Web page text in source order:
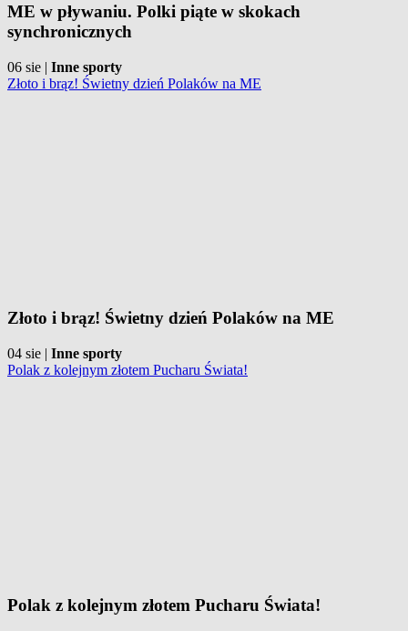
ME w pływaniu. Polki piąte w skokach
synchronicznych
06 sie | Inne sporty
Złoto i brąz! Świetny dzień Polaków na ME
Złoto i brąz! Świetny dzień Polaków na ME
04 sie | Inne sporty
Polak z kolejnym złotem Pucharu Świata!
Polak z kolejnym złotem Pucharu Świata!